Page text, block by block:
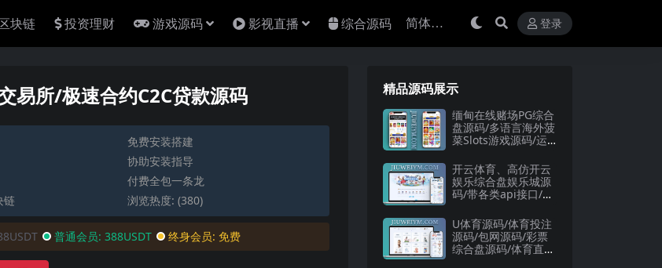
块链 投资理财 游戏源码 影视直播 综合源码 登录
易所/极速合约C2C贷款源码
免费安装搭建
协助安装指导
付费全包一条龙
链 浏览热度: (380)
普通会员: 388USDT 终身会员: 免费
精品源码展示
缅甸在线赌场PG综合
盘源码/多语言海外菠
菜Slots游戏源码/运
甸电玩捕鱼游戏源码
开云体育、高仿开云
娱乐综合盘娱乐城源
码/带各类api接口/可
码/已对接usdt支付
U体育源码/体育投注
源码/包网源码/彩票
综合盘源码/体育直